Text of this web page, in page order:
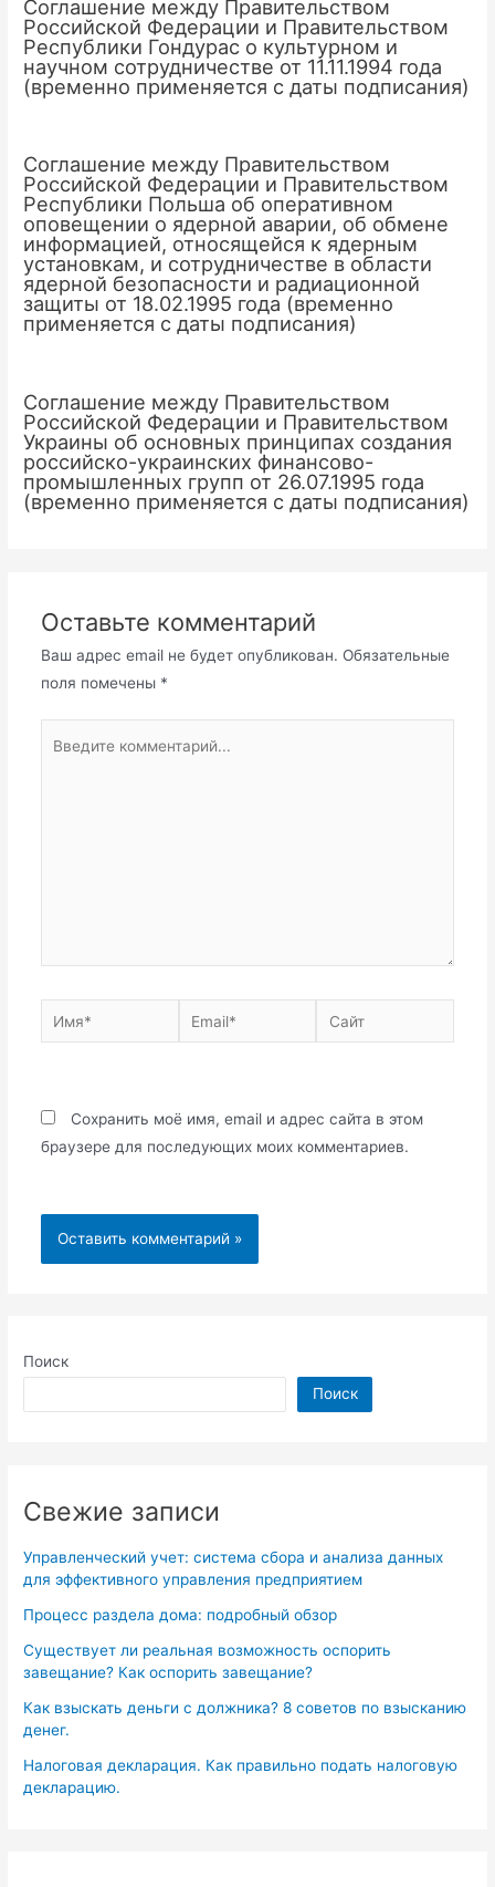
Поиск
Поиск
Свежие записи
Управленческий учет: система сбора и анализа данных
для эффективного управления предприятием
Процесс раздела дома: подробный обзор
Существует ли реальная возможность оспорить
завещание? Как оспорить завещание?
Как взыскать деньги с должника? 8 советов по взысканию
денег.
Налоговая декларация. Как правильно подать налоговую
декларацию.
Соглашение между Правительством
Российской Федерации и Правительством
Республики Гондурас о культурном и
научном сотрудничестве от 11.11.1994 года
(временно применяется с даты подписания)
Соглашение между Правительством
Российской Федерации и Правительством
Республики Польша об оперативном
оповещении о ядерной аварии, об обмене
информацией, относящейся к ядерным
установкам, и сотрудничестве в области
ядерной безопасности и радиационной
защиты от 18.02.1995 года (временно
применяется с даты подписания)
Соглашение между Правительством
Российской Федерации и Правительством
Украины об основных принципах создания
российско-украинских финансово-
промышленных групп от 26.07.1995 года
(временно применяется с даты подписания)
Оставьте комментарий
Ваш адрес email не будет опубликован. Обязательные
поля помечены *
комментарий...
Имя* Email* Сайт
Сохранить моё имя, email и адрес сайта в этом
браузере для последующих моих комментариев.